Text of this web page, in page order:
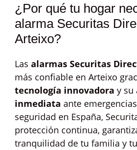
¿Por qué tu hogar
alarma Securitas
Arteixo?
Las alarmas Securitas
más confiable en Arteixo
tecnología innovadora y su
inmediata ante
seguridad en España,
protección continua,
tranquilidad de tu familia y